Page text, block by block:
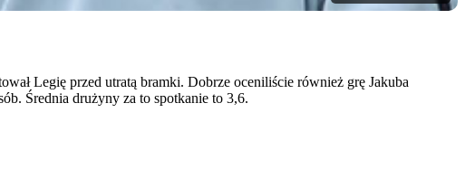
Legię przed utratą bramki. Dobrze oceniliście również grę Jakuba
Średnia drużyny za to spotkanie to 3,6.